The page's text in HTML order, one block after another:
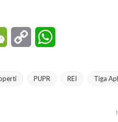
WeChat Copy
PUPR REI Tiga